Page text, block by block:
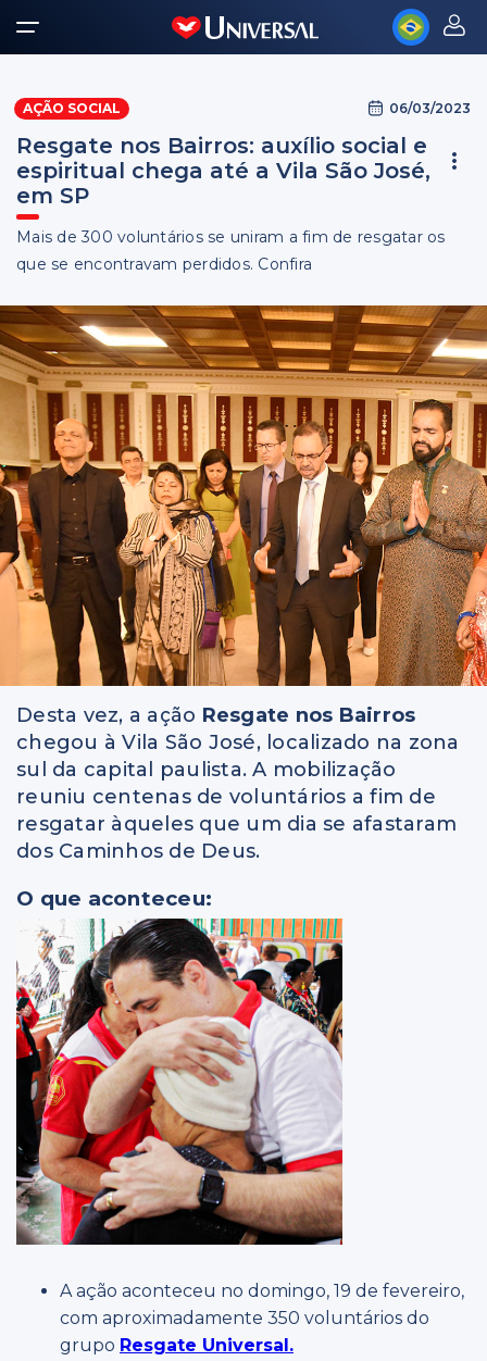
AÇÃO SOCIAL 06/03/2023
Resgate nos Bairros: auxílio social e
espiritual chega até a Vila São José,
em SP
Mais de 300 voluntários se uniram a fim de resgatar os
que se encontravam perdidos. Confira
Desta vez, a ação Resgate nos Bairros
chegou à Vila São José, localizado na zona
sul da capital paulista. A mobilização
reuniu centenas de voluntários a fim de
resgatar àqueles que um dia se afastaram
dos Caminhos de Deus.
O que aconteceu:
A ação aconteceu no domingo, 19 de fevereiro,
com aproximadamente 350 voluntários do
grupo Resgate Universal.